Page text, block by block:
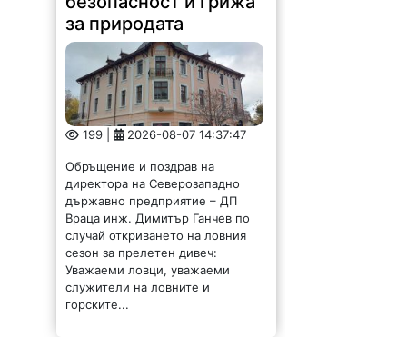
за природата
199 | 2026-08-07 14:37:47
Обръщение и поздрав на
директора на Северозападно
държавно предприятие – ДП
Враца инж. Димитър Ганчев по
случай откриването на ловния
сезон за прелетен дивеч:
Уважаеми ловци, уважаеми
служители на ловните и
горските...